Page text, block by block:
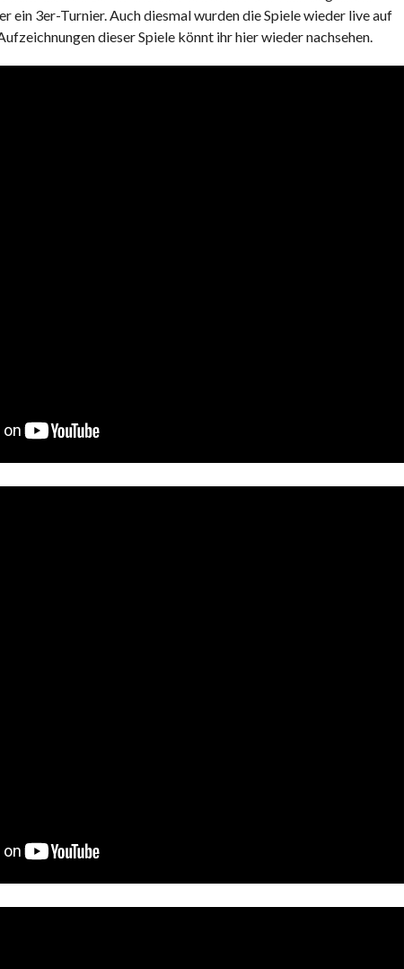
ein 3er-Turnier. Auch diesmal wurden die Spiele wieder live auf
dieser Spiele könnt ihr hier wieder nachsehen.